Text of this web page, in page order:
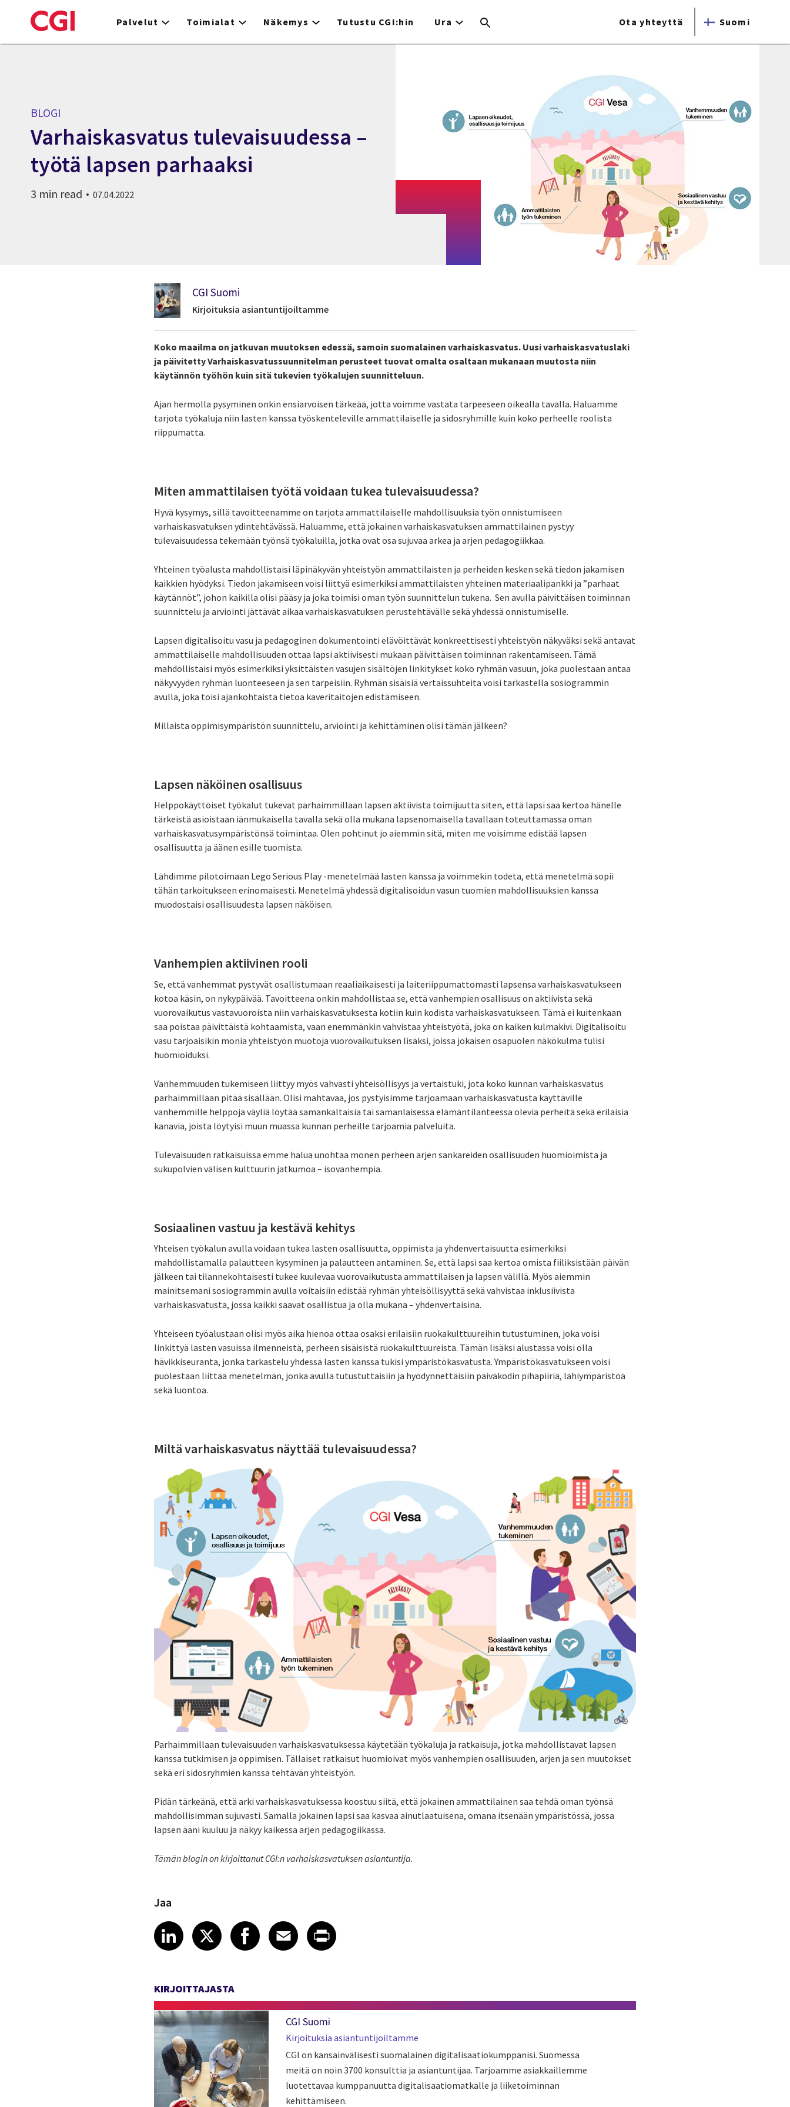
to
Palvelut Toimialat Näkemys Tutustu CGI:hin Ura Ota yhteyttä Suomi
BLOGI
Varhaiskasvatus tulevaisuudessa –
työtä lapsen parhaaksi
3 min read 07.04.2022
CGI Suomi
Kirjoituksia asiantuntijoiltamme
Koko maailma on jatkuvan muutoksen edessä, samoin suomalainen varhaiskasvatus. Uusi varhaiskasvatuslaki
ja päivitetty Varhaiskasvatussuunnitelman perusteet tuovat omalta osaltaan mukanaan muutosta niin
käytännön työhön kuin sitä tukevien työkalujen suunnitteluun.
Ajan hermolla pysyminen onkin ensiarvoisen tärkeää, jotta voimme vastata tarpeeseen oikealla tavalla. Haluamme
tarjota työkaluja niin lasten kanssa työskenteleville ammattilaiselle ja sidosryhmille kuin koko perheelle roolista
riippumatta.
Miten ammattilaisen työtä voidaan tukea tulevaisuudessa?
Hyvä kysymys, sillä tavoitteenamme on tarjota ammattilaiselle mahdollisuuksia työn onnistumiseen
varhaiskasvatuksen ydintehtävässä. Haluamme, että jokainen varhaiskasvatuksen ammattilainen pystyy
tulevaisuudessa tekemään työnsä työkaluilla, jotka ovat osa sujuvaa arkea ja arjen pedagogiikkaa.
Yhteinen työalusta mahdollistaisi läpinäkyvän yhteistyön ammattilaisten ja perheiden kesken sekä tiedon jakamisen
kaikkien hyödyksi. Tiedon jakamiseen voisi liittyä esimerkiksi ammattilaisten yhteinen materiaalipankki ja ”parhaat
käytännöt”, johon kaikilla olisi pääsy ja joka toimisi oman työn suunnittelun tukena. Sen avulla päivittäisen toiminnan
suunnittelu ja arviointi jättävät aikaa varhaiskasvatuksen perustehtävälle sekä yhdessä onnistumiselle.
Lapsen digitalisoitu vasu ja pedagoginen dokumentointi elävöittävät konkreettisesti yhteistyön näkyväksi sekä antavat
ammattilaiselle mahdollisuuden ottaa lapsi aktiivisesti mukaan päivittäisen toiminnan rakentamiseen. Tämä
mahdollistaisi myös esimerkiksi yksittäisten vasujen sisältöjen linkitykset koko ryhmän vasuun, joka puolestaan antaa
näkyvyyden ryhmän luonteeseen ja sen tarpeisiin. Ryhmän sisäisiä vertaissuhteita voisi tarkastella sosiogrammin
avulla, joka toisi ajankohtaista tietoa kaveritaitojen edistämiseen.
Millaista oppimisympäristön suunnittelu, arviointi ja kehittäminen olisi tämän jälkeen?
Lapsen näköinen osallisuus
Helppokäyttöiset työkalut tukevat parhaimmillaan lapsen aktiivista toimijuutta siten, että lapsi saa kertoa hänelle
tärkeistä asioistaan iänmukaisella tavalla sekä olla mukana lapsenomaisella tavallaan toteuttamassa oman
varhaiskasvatusympäristönsä toimintaa. Olen pohtinut jo aiemmin sitä, miten me voisimme edistää lapsen
osallisuutta ja äänen esille tuomista.
Lähdimme pilotoimaan Lego Serious Play -menetelmää lasten kanssa ja voimmekin todeta, että menetelmä sopii
tähän tarkoitukseen erinomaisesti. Menetelmä yhdessä digitalisoidun vasun tuomien mahdollisuuksien kanssa
muodostaisi osallisuudesta lapsen näköisen.
Vanhempien aktiivinen rooli
Se, että vanhemmat pystyvät osallistumaan reaaliaikaisesti ja laiteriippumattomasti lapsensa varhaiskasvatukseen
kotoa käsin, on nykypäivää. Tavoitteena onkin mahdollistaa se, että vanhempien osallisuus on aktiivista sekä
vuorovaikutus vastavuoroista niin varhaiskasvatuksesta kotiin kuin kodista varhaiskasvatukseen. Tämä ei kuitenkaan
saa poistaa päivittäistä kohtaamista, vaan enemmänkin vahvistaa yhteistyötä, joka on kaiken kulmakivi. Digitalisoitu
vasu tarjoaisikin monia yhteistyön muotoja vuorovaikutuksen lisäksi, joissa jokaisen osapuolen näkökulma tulisi
huomioiduksi.
Vanhemmuuden tukemiseen liittyy myös vahvasti yhteisöllisyys ja vertaistuki, jota koko kunnan varhaiskasvatus
parhaimmillaan pitää sisällään. Olisi mahtavaa, jos pystyisimme tarjoamaan varhaiskasvatusta käyttäville
vanhemmille helppoja väyliä löytää samankaltaisia tai samanlaisessa elämäntilanteessa olevia perheitä sekä erilaisia
kanavia, joista löytyisi muun muassa kunnan perheille tarjoamia palveluita.
Tulevaisuuden ratkaisuissa emme halua unohtaa monen perheen arjen sankareiden osallisuuden huomioimista ja
sukupolvien välisen kulttuurin jatkumoa – isovanhempia.
Sosiaalinen vastuu ja kestävä kehitys
Yhteisen työkalun avulla voidaan tukea lasten osallisuutta, oppimista ja yhdenvertaisuutta esimerkiksi
mahdollistamalla palautteen kysyminen ja palautteen antaminen. Se, että lapsi saa kertoa omista fiiliksistään päivän
jälkeen tai tilannekohtaisesti tukee kuulevaa vuorovaikutusta ammattilaisen ja lapsen välillä. Myös aiemmin
mainitsemani sosiogrammin avulla voitaisiin edistää ryhmän yhteisöllisyyttä sekä vahvistaa inklusiivista
varhaiskasvatusta, jossa kaikki saavat osallistua ja olla mukana – yhdenvertaisina.
Yhteiseen työalustaan olisi myös aika hienoa ottaa osaksi erilaisiin ruokakulttuureihin tutustuminen, joka voisi
linkittyä lasten vasuissa ilmenneistä, perheen sisäisistä ruokakulttuureista. Tämän lisäksi alustassa voisi olla
hävikkiseuranta, jonka tarkastelu yhdessä lasten kanssa tukisi ympäristökasvatusta. Ympäristökasvatukseen voisi
puolestaan liittää menetelmän, jonka avulla tutustuttaisiin ja hyödynnettäisiin päiväkodin pihapiiriä, lähiympäristöä
sekä luontoa.
Miltä varhaiskasvatus näyttää tulevaisuudessa?
Parhaimmillaan tulevaisuuden varhaiskasvatuksessa käytetään työkaluja ja ratkaisuja, jotka mahdollistavat lapsen
kanssa tutkimisen ja oppimisen. Tällaiset ratkaisut huomioivat myös vanhempien osallisuuden, arjen ja sen muutokset
sekä eri sidosryhmien kanssa tehtävän yhteistyön.
Pidän tärkeänä, että arki varhaiskasvatuksessa koostuu siitä, että jokainen ammattilainen saa tehdä oman työnsä
mahdollisimman sujuvasti. Samalla jokainen lapsi saa kasvaa ainutlaatuisena, omana itsenään ympäristössä, jossa
lapsen ääni kuuluu ja näkyy kaikessa arjen pedagogiikassa.
Tämän blogin on kirjoittanut CGI:n varhaiskasvatuksen asiantuntija.
Jaa
Share article on LinkedIn
LinkedIn
Share article on X
XShare article on Facebook
Facebook
Share article on Email
Email
Share article on Print
KIRJOITTAJASTA
CGI Suomi
Kirjoituksia asiantuntijoiltamme
CGI on kansainvälisesti suomalainen digitalisaatiokumppanisi. Suomessa
meitä on noin 3700 konsulttia ja asiantuntijaa. Tarjoamme asiakkaillemme
luotettavaa kumppanuutta digitalisaatiomatkalle ja liiketoiminnan
kehittämiseen.